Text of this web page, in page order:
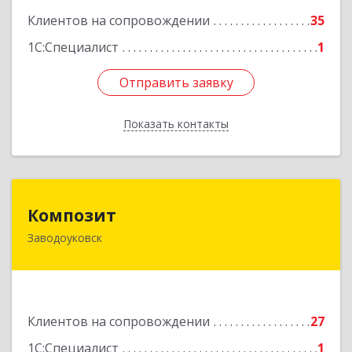
Клиентов на сопровождении
35
1С:Специалист
1
Отправить заявку
Показать контакты
Подробнее
Отправить заявку
Назад
Композит
Заводоуковск
Клиентов на сопровождении
27
1С:Специалист
1
627140, Тюменская обл, Заводоуковский р-н,